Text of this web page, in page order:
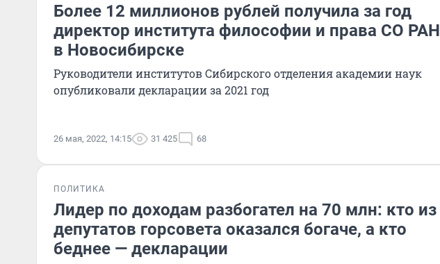
Более 12 миллионов рублей получила за год
директор института философии и права СО РАН
в Новосибирске
Руководители институтов Сибирского отделения академии наук
опубликовали декларации за 2021 год
26 мая, 2022, 14:15 31 425 68
ПОЛИТИКА
Лидер по доходам разбогател на 70 млн: кто из
депутатов горсовета оказался богаче, а кто
беднее — декларации